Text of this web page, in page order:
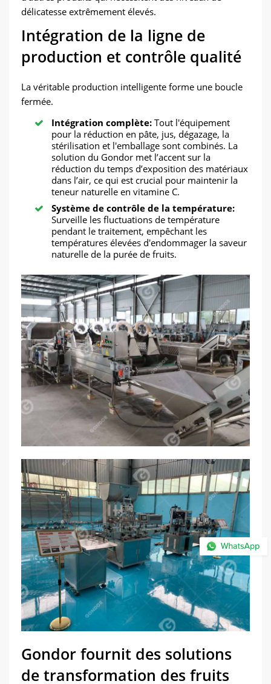
délicatesse extrêmement élevés.
Intégration de la ligne de
production et contrôle qualité
La véritable production intelligente forme une boucle
fermée.
Intégration complète: Tout l'équipement
pour la réduction en pâte, jus, dégazage, la
stérilisation et l'emballage sont combinés. La
solution du Gondor met l’accent sur la
réduction du temps d’exposition des matériaux
dans l’air, ce qui est crucial pour maintenir la
teneur naturelle en vitamine C.
Système de contrôle de la température:
Surveille les fluctuations de température
pendant le traitement, empêchant les
températures élevées d'endommager la saveur
naturelle de la purée de fruits.
Gondor fournit des solutions
de transformation des fruits